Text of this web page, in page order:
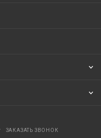
ЗАКАЗАТЬ ЗВОНОК